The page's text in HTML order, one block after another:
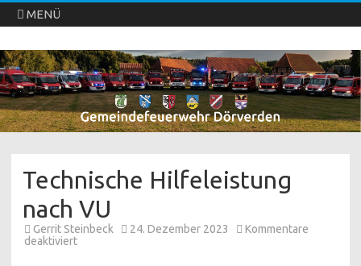
MENÜ
Freiwillige Feuerwehren Dörverden
Direkt
zum
Inhalt
springen
Technische Hilfeleistung
nach VU
Gerrit Steinbeck 24. Dezember 2023
Kommentare
deaktiviertfür